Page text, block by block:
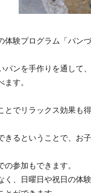
体験プログラム「パンづ
パンを手作りを通して
ます。
とでリラックス効果も
きるということで、お
の参加もできます。
く、日曜日や祝日の体